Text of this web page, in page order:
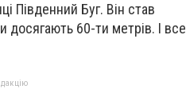
Південний Буг. Він став
досягають 60-ти метрів. І все